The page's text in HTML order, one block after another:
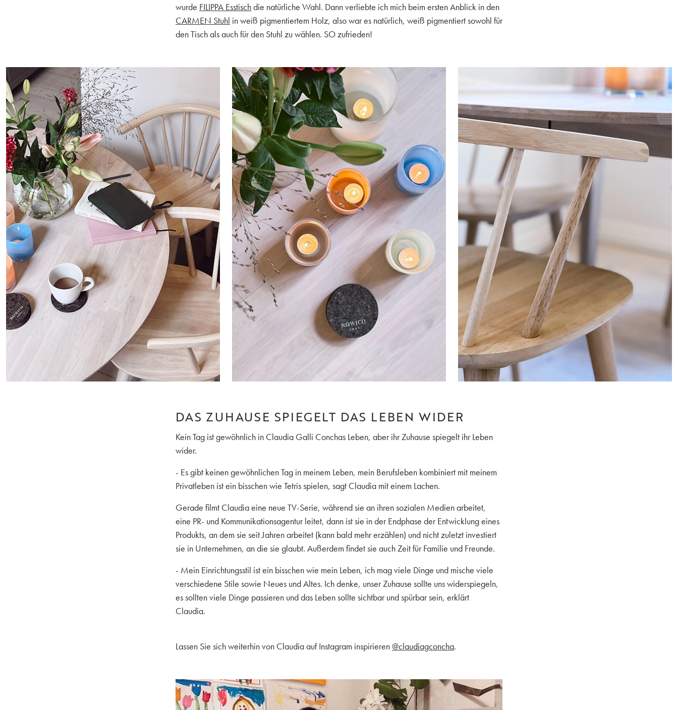
wurde FILIPPA Esstischdie natürliche Wahl. Dann verliebte ich mich beim ersten Anblick in den
CARMEN Stuhl in weiß pigmentiertem Holz, also war es natürlich, weiß pigmentiert sowohl für
den Tisch als auch für den Stuhl zu wählen. SO zufrieden!
DAS ZUHAUSE SPIEGELT DAS LEBEN WIDER
Kein Tag ist gewöhnlich in Claudia Galli Conchas Leben, aber ihr Zuhause spiegelt ihr Leben
wider.
- Es gibt keinen gewöhnlichen Tag in meinem Leben, mein Berufsleben kombiniert mit meinem
Privatleben ist ein bisschen wie Tetris spielen, sagt Claudia mit einem Lachen.
Gerade filmt Claudia eine neue TV-Serie, während sie an ihren sozialen Medien arbeitet,
eine PR- und Kommunikationsagentur leitet, dann ist sie in der Endphase der Entwicklung eines
Produkts, an dem sie seit Jahren arbeitet (kann bald mehr erzählen) und nicht zuletzt investiert
sie in Unternehmen, an die sie glaubt. Außerdem findet sie auch Zeit für Familie und Freunde.
- Mein Einrichtungsstil ist ein bisschen wie mein Leben, ich mag viele Dinge und mische viele
verschiedene Stile sowie Neues und Altes. Ich denke, unser Zuhause sollte uns widerspiegeln,
es sollten viele Dinge passieren und das Leben sollte sichtbar und spürbar sein, erklärt
Claudia.
Lassen Sie sich weiterhin von Claudia auf Instagram inspirieren@claudiagconcha.